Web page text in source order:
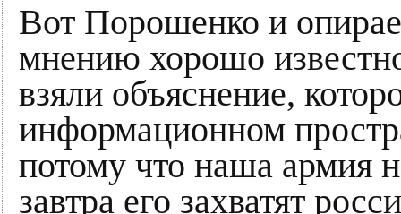
Вот Порошенко и
мнению хорошо
взяли объяснение,
информационном
потому что наша армия
завтра его захватят